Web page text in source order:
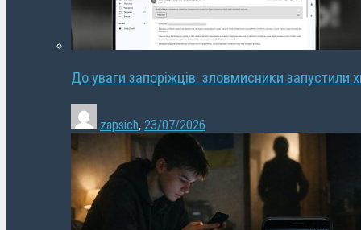
До уваги запоріжців: зловмисники запустили
zapsich, 23/07/2026